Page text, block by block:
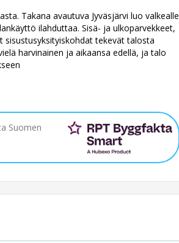
Takana avautuva Jyväsjärvi luo valkealle
ilahduttaa. Sisä- ja ulkoparvekkeet,
tekevät talosta
harvinainen ja aikaansa edellä, ja talo
Suomen